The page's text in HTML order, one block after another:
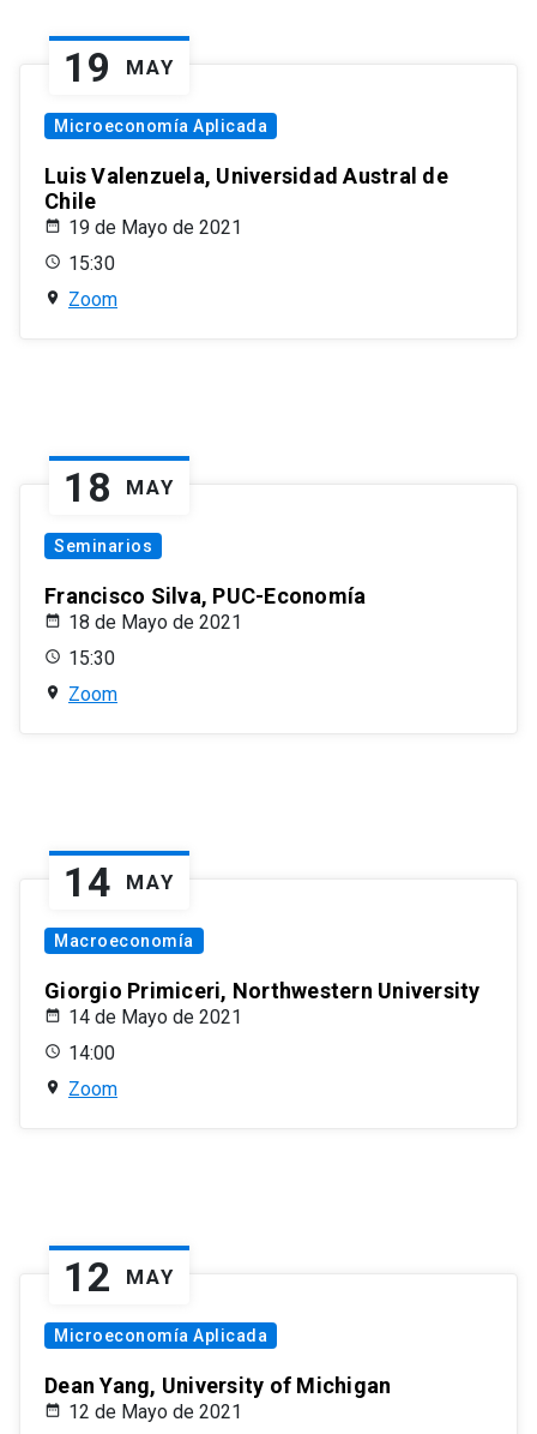
19 MAY
Microeconomía Aplicada
Luis Valenzuela, Universidad Austral de
Chile
19 de Mayo de 2021
15:30
Zoom
18 MAY
Seminarios
Francisco Silva, PUC-Economía
18 de Mayo de 2021
15:30
Zoom
14 MAY
Macroeconomía
Giorgio Primiceri, Northwestern University
14 de Mayo de 2021
14:00
Zoom
12 MAY
Microeconomía Aplicada
Dean Yang, University of Michigan
12 de Mayo de 2021